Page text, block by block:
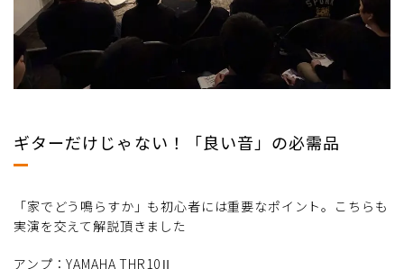
ギターだけじゃない！「良い音」の必需品
「家でどう鳴らすか」も初心者には重要なポイント。こちらも
実演を交えて解説頂きました
アンプ：YAMAHA THR10Ⅱ